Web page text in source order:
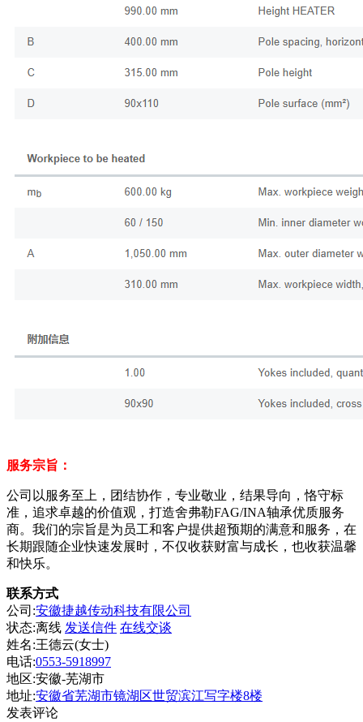
服务宗旨：
公司以服务至上，团结协作，专业敬业，结果导向，恪守标
准，追求卓越的价值观，打造舍弗勒FAG/INA轴承优质服务
商。 我们的宗旨是为员工和客户提供超预期的满意和服务，在
长期跟随企业快速发展时，不仅收获财富与成长，也收获温馨
和快乐。
联系方式
公司:安徽捷越传动科技有限公司
状态:离线 发送信件 在线交谈
姓名:王德云(女士)
电话:0553-5918997
地区:安徽-芜湖市
地址:安徽省芜湖市镜湖区世贸滨江写字楼8楼
发表评论